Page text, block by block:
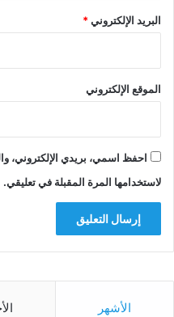
البريد الإلكتروني*
الموقع الإلكتروني
احفظ اسمي، بريدي الإلكتروني،
لاستخدامها المرة المقبلة في تعليقي.
الأشهر